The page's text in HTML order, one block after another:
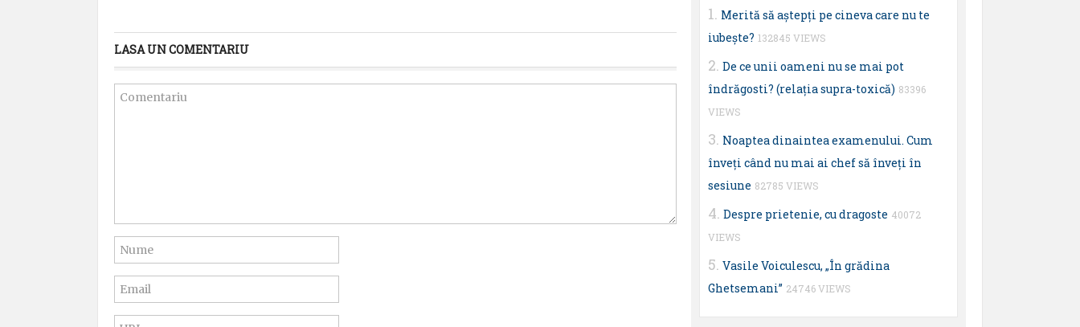
LASA UN COMENTARIU
Merită să aştepţi pe cineva care nu te
iubeşte? 132845 VIEWS
De ce unii oameni nu se mai pot
îndrăgosti? (relaţia supra-toxică) 83396
VIEWS
Noaptea dinaintea examenului. Cum
înveţi când nu mai ai chef să înveţi în
sesiune 82785 VIEWS
Despre prietenie, cu dragoste 40072
VIEWS
Vasile Voiculescu, „În grădina
Ghetsemani” 24746 VIEWS